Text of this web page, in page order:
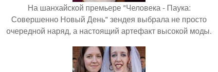
На шанхайской премьере "Человека - Паука:
Совершенно Новый День" зендея выбрала не просто
очередной наряд, а настоящий артефакт высокой моды.